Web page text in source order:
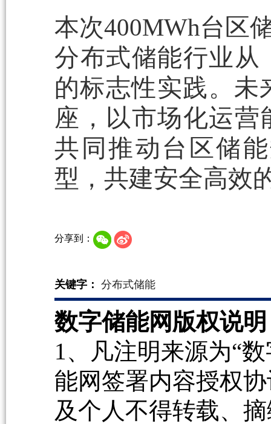
本次400MWh台区
分布式储能行业从
的标志性实践。
座，以市场化运
共同推动台区储
型，共建安全高效
分享到：
关键字： 分布式储能
数字储能网版权说
1、凡注明来源为“
能网签署内容授权
及个人不得转载、